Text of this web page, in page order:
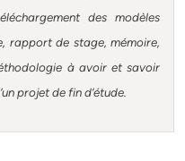
des modèles
rapport de stage, mémoire,
à avoir et savoir
projet de fin d’étude.